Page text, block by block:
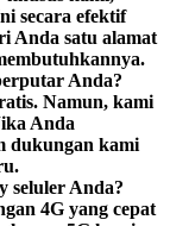
secara efektif
Anda satu alamat
Anda?
Namun, kami
Anda
dukungan kami
seluler Anda?
4G yang cepat